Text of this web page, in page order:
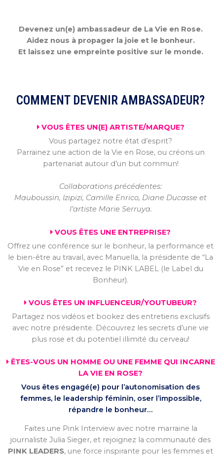
Devenez un(e) ambassadeur de La Vie en Rose.
Aidez nous à propager la joie et le bonheur.
Et laissez une empreinte positive sur le monde.
COMMENT DEVENIR AMBASSADEUR?
VOUS ÊTES UN(E) ARTISTE/MARQUE?
Vous partagez notre état d’esprit?
Parrainez une action de la Vie en Rose, ou créons un
partenariat autour d’un but commun!
Collaborations précédentes:
Mauboussin, Izipizi, Camille Enrico, Diane Ducasse et
l’artiste Marie Serruya.
VOUS ÊTES UNE ENTREPRISE?
Offrez une conférence sur le bonheur, la performance et
le bien-être au travail, avec Manuella, la présidente de “La
Vie en Rose” et recevez le PINK LABEL (le Label du
Bonheur).
VOUS ÊTES UN INFLUENCEUR/YOUTUBEUR?
Partagez nos vidéos et bookez des entretiens exclusifs
avec notre présidente. Découvrez les secrets d’une vie
plus rose et du potentiel illimité du cerveau!
ÊTES-VOUS UN HOMME OU UNE FEMME QUI INCARNE
LA VIE EN ROSE?
Vous êtes engagé(e) pour l’autonomisation des
femmes, le leadership féminin, oser l’impossible,
répandre le bonheur…
Faites une Pink Interview avec notre marraine la
journaliste Julia Sieger, et rejoignez la communauté des
PINK LEADERS, une force inspirante pour les femmes et